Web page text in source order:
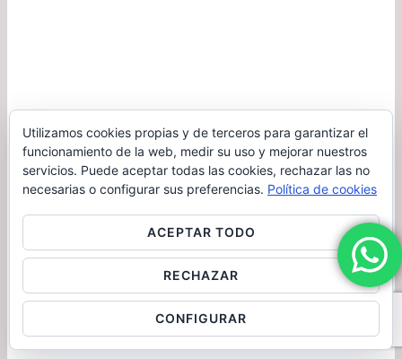
Utilizamos cookies propias y de terceros para garantizar el
funcionamiento de la web, medir su uso y mejorar nuestros
servicios. Puede aceptar todas las cookies, rechazar las no
necesarias o configurar sus preferencias. Política de cookies
ACEPTAR TODO
RECHAZAR
CONFIGURAR